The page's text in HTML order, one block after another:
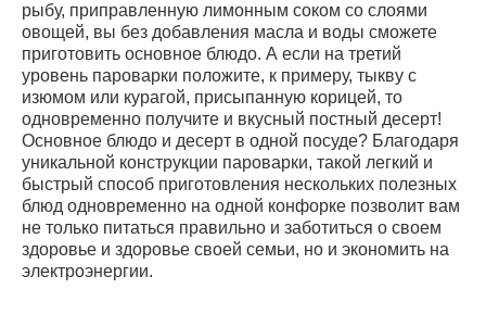
рыбу, приправленную лимонным соком со слоями
овощей, вы без добавления масла и воды сможете
приготовить основное блюдо. А если на третий
уровень пароварки положите, к примеру, тыкву с
изюмом или курагой, присыпанную корицей, то
одновременно получите и вкусный постный десерт!
Основное блюдо и десерт в одной посуде? Благодаря
уникальной конструкции пароварки, такой легкий и
быстрый способ приготовления нескольких полезных
блюд одновременно на одной конфорке позволит вам
не только питаться правильно и заботиться о своем
здоровье и здоровье своей семьи, но и экономить на
электроэнергии.